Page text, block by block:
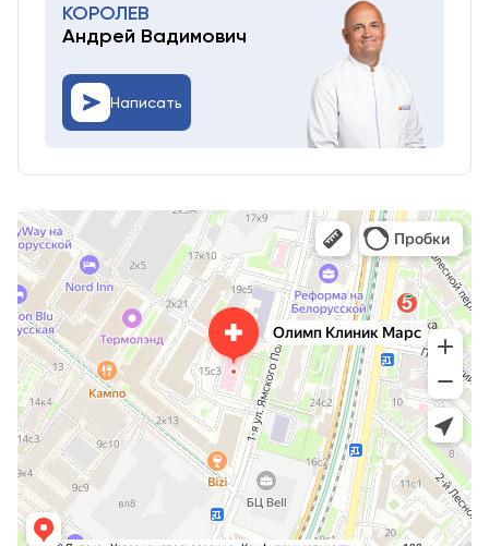
КОРОЛЕВ
Андрей Вадимович
Написать